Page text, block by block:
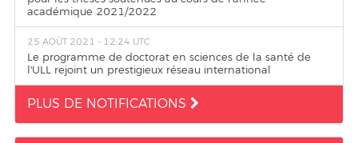
académique 2021/2022
25 AOÛT 2021 - 12:24 UTC
Le programme de doctorat en sciences de la santé de
l'ULL rejoint un prestigieux réseau international
PLUS DE NOTIFICATIONS